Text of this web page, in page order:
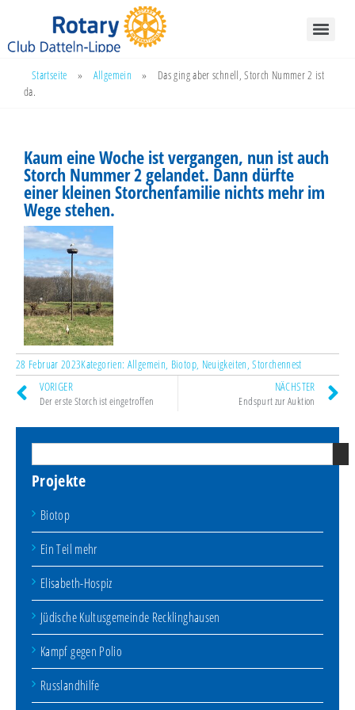
Startseite » Allgemein »
Das ging aber schnell, Storch Nummer 2 ist
da.
Projekte
Biotop
Ein Teil mehr
Elisabeth-Hospiz
Jüdische Kultusgemeinde Recklinghausen
Kampf gegen Polio
Russlandhilfe
Kaum eine Woche ist vergangen, nun ist auch
Storch Nummer 2 gelandet. Dann dürfte
einer kleinen Storchenfamilie nichts mehr im
Wege stehen.
28 Februar 2023Kategorien: Allgemein Biotop, Neuigkeiten ,Storchennest
VORIGER
Der erste Storch ist eingetroffen
NÄCHSTER
Endspurt zur Auktion